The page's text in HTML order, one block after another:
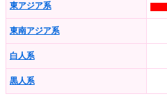
東アジア系
東南アジア系
白人系
黒人系